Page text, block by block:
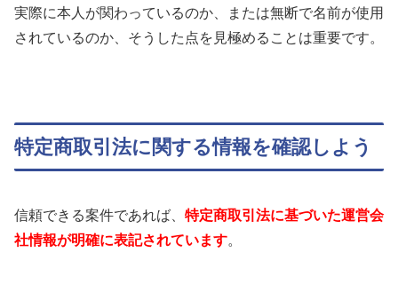
実際に本人が関わっているのか、または無断で名前が使用
されているのか、そうした点を見極めることは重要です。
特定商取引法に関する情報を確認しよう
信頼できる案件であれば、 特定商取引法に基づいた運営会
社情報が明確に表記されています。